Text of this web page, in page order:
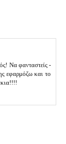
Να φανταστείς -
εφαρμόζω και το